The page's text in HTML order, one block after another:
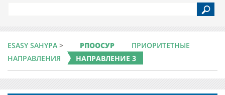
r
h
ESASY SAHYPA > РПООСУР
ПРИОРИТЕТНЫЕ
НАПРАВЛЕНИЯ
НАПРАВЛЕНИЕ 3